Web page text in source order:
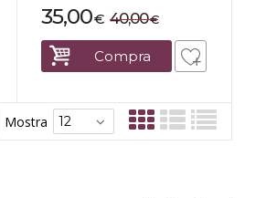
€
35,00 €
40,00
Compra
Mostra